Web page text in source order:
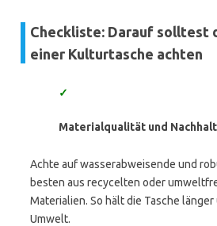
Checkliste: Darauf solltest
einer Kulturtasche achten
✓
Materialqualität und
Achte auf wasserabweisende und
besten aus recycelten oder
Materialien. So hält die Tasche
Umwelt.